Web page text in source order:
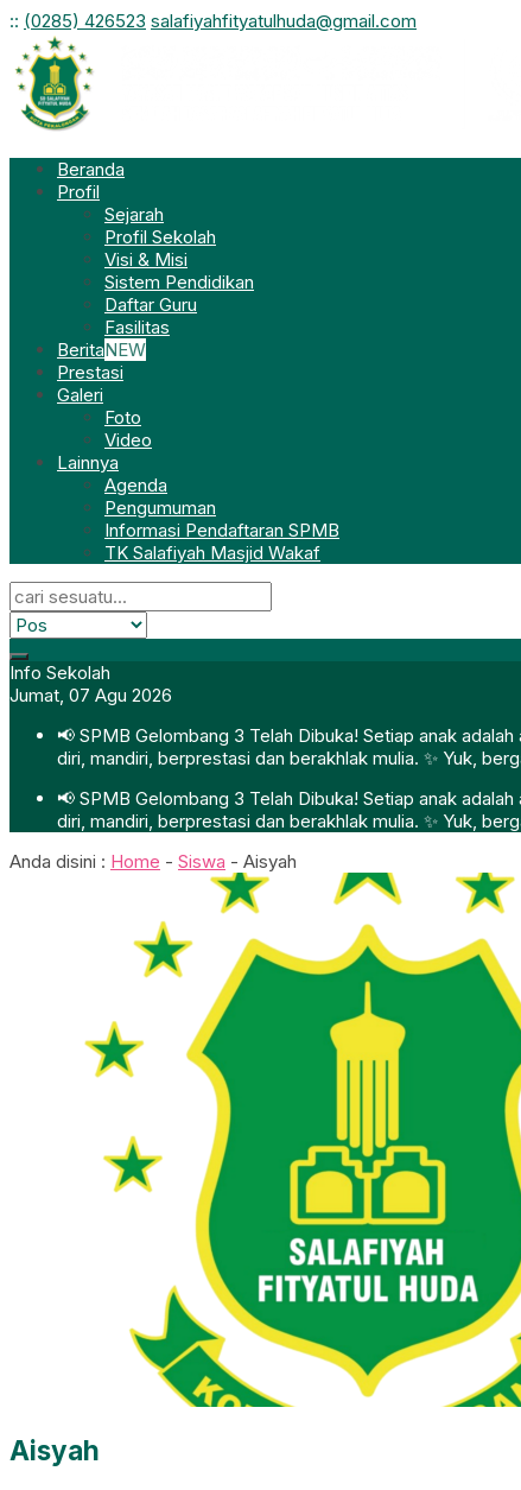
:: (0285) 426523 salafiyahfityatulhuda@gmail.com
Beranda
Profil
Sejarah
Profil Sekolah
Visi & Misi
Sistem Pendidikan
Daftar Guru
Fasilitas
BeritaNEW
Prestasi
Galeri
Foto
Video
Lainnya
Agenda
Pengumuman
Informasi Pendaftaran SPMB
TK Salafiyah Masjid Wakaf
Info Sekolah
Jumat, 07 Agu 2026
📢 SPMB Gelombang 3 Telah Dibuka! Setiap anak
diri, mandiri, berprestasi dan berakhlak mulia. ✨ Yuk,
📢 SPMB Gelombang 3 Telah Dibuka! Setiap anak
diri, mandiri, berprestasi dan berakhlak mulia. ✨ Yuk,
Anda disini : Home - Siswa - Aisyah
Aisyah